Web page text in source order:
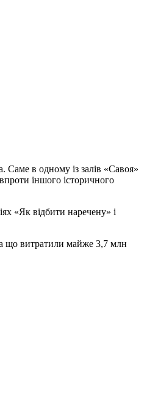
Саме в одному із залів «Савоя»
іншого історичного
«Як відбити наречену» і
що витратили майже 3,7 млн